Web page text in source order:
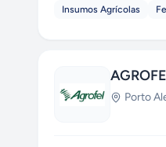
Insumos Agrícolas
Porto